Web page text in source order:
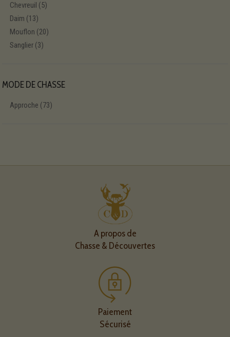
Chevreuil (5)
Daim (13)
Mouflon (20)
Sanglier (3)
MODE DE CHASSE
Approche (73)
A propos de
Chasse & Découvertes
Paiement
Sécurisé